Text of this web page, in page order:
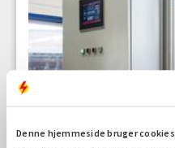
Denne hjemmeside bruger cookies